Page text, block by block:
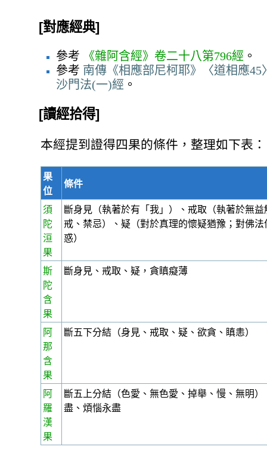
[對應經典]
參考 《雜阿含經》卷二十八第796經 。
參考 南傳《相應部尼柯耶》〈道相應45
沙門法(一)經 。
[讀經拾得]
本經提到證得四果的條件，整理如下表：
果
位
條件
須
陀
洹
果
斷身見（執著於有「我」）、戒取（執著於無益
戒、禁忌）、疑（對於真理的懷疑猶豫；對佛法
惑）
斯
陀
含
果
斷身見、戒取、疑，貪瞋癡薄
阿
那
含
果
斷五下分結（身見、戒取、疑、欲貪、瞋恚）
阿
羅
漢
果
斷五上分結（色愛、無色愛、掉舉、慢、無明）
盡、煩惱永盡